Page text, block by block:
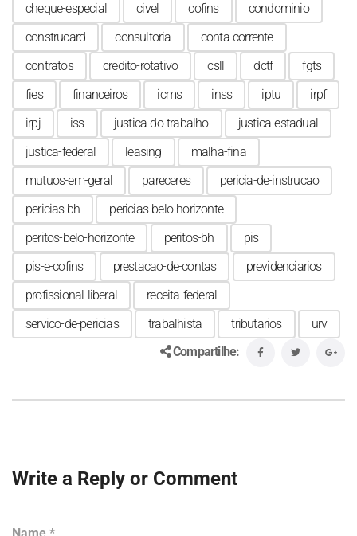
cheque-especial civel cofins
condominio
construcard
consultoria
conta-corrente
contratos
credito-rotativo csll dctf
fgts
fies
financeiros icms inss iptu
irpf
irpj
iss justica-do-trabalho
justica-estadual
justica-federal
leasing
malha-fina
mutuos-em-geral
pareceres
pericia-de-instrucao
pericias bh
pericias-belo-horizonte
peritos-belo-horizonte
peritos-bh
pis
pis-e-cofins
prestacao-de-contas
previdenciarios
profissional-liberal
receita-federal
servico-de-pericias
trabalhista tributarios
urv
Compartilhe:
Write a Reply or Comment